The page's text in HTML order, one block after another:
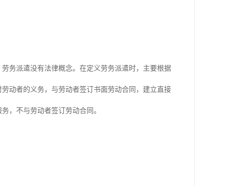
务派遣没有法律概念。在定义劳务派遣时，主要根据
动者的义务，与劳动者签订书面劳动合同，建立直接
，不与劳动者签订劳动合同。